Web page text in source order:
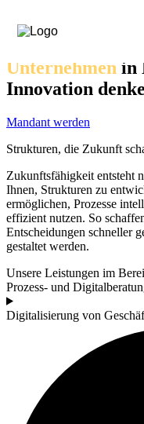
Unternehmen in
Innovation
Mandant werden
Struktu­ren, die Zukunft
Zukunftsfähigkeit entsteht
Ihnen, Strukturen zu
ermöglichen, Prozesse
effizient nutzen. So
Entscheidungen schneller
gestaltet werden.
Unsere Leistungen im
Prozess- und
Digitalisierung von